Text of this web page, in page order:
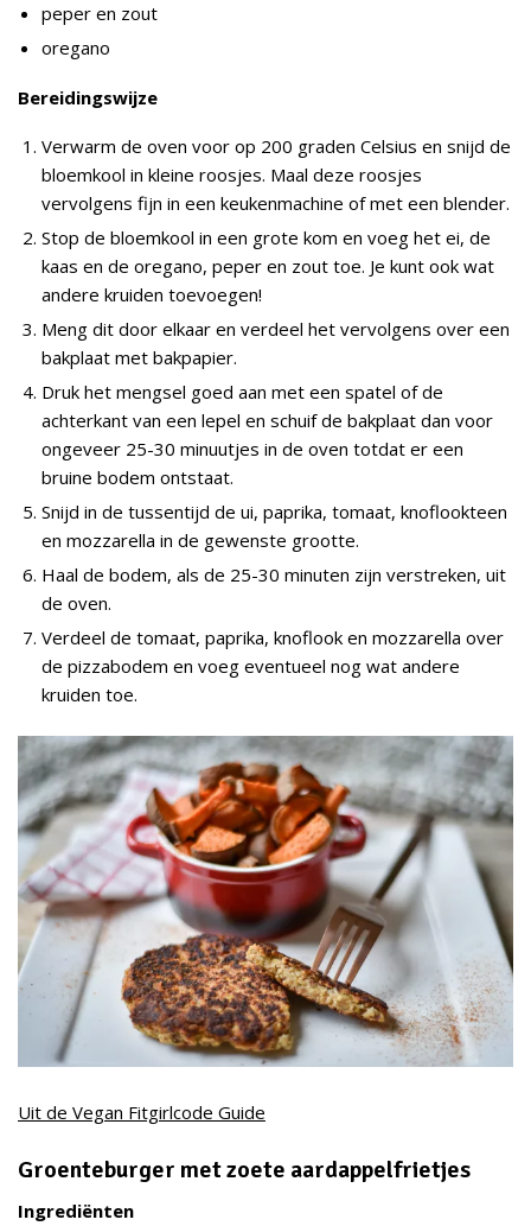
peper en zout
oregano
Bereidingswijze
Verwarm de oven voor op 200 graden Celsius en snijd de
bloemkool in kleine roosjes. Maal deze roosjes
vervolgens fijn in een keukenmachine of met een blender.
Stop de bloemkool in een grote kom en voeg het ei, de
kaas en de oregano, peper en zout toe. Je kunt ook wat
andere kruiden toevoegen!
Meng dit door elkaar en verdeel het vervolgens over een
bakplaat met bakpapier.
Druk het mengsel goed aan met een spatel of de
achterkant van een lepel en schuif de bakplaat dan voor
ongeveer 25-30 minuutjes in de oven totdat er een
bruine bodem ontstaat.
Snijd in de tussentijd de ui, paprika, tomaat, knoflookteen
en mozzarella in de gewenste grootte.
Haal de bodem, als de 25-30 minuten zijn verstreken, uit
de oven.
Verdeel de tomaat, paprika, knoflook en mozzarella over
de pizzabodem en voeg eventueel nog wat andere
kruiden toe.
Uit de Vegan Fitgirlcode Guide
Groenteburger met zoete aardappelfrietjes
Ingrediënten